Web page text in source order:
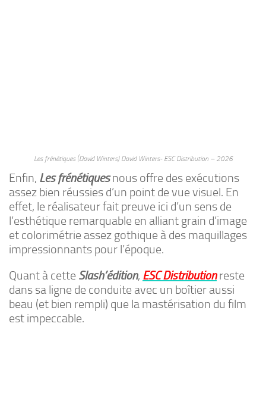
Les frénétiques (David Winters) David Winters- ESC Distribution – 2026
Enfin, Les frénétiquesnous offre des exécutions
assez bien réussies d’un point de vue visuel. En
effet, le réalisateur fait preuve ici d’un sens de
l’esthétique remarquable en alliant grain d’image
et colorimétrie assez gothique à des maquillages
impressionnants pour l’époque.
Quant à cette Slash’édition, ESC Distributionreste
dans sa ligne de conduite avec un boîtier aussi
beau (et bien rempli) que la mastérisation du film
est impeccable.